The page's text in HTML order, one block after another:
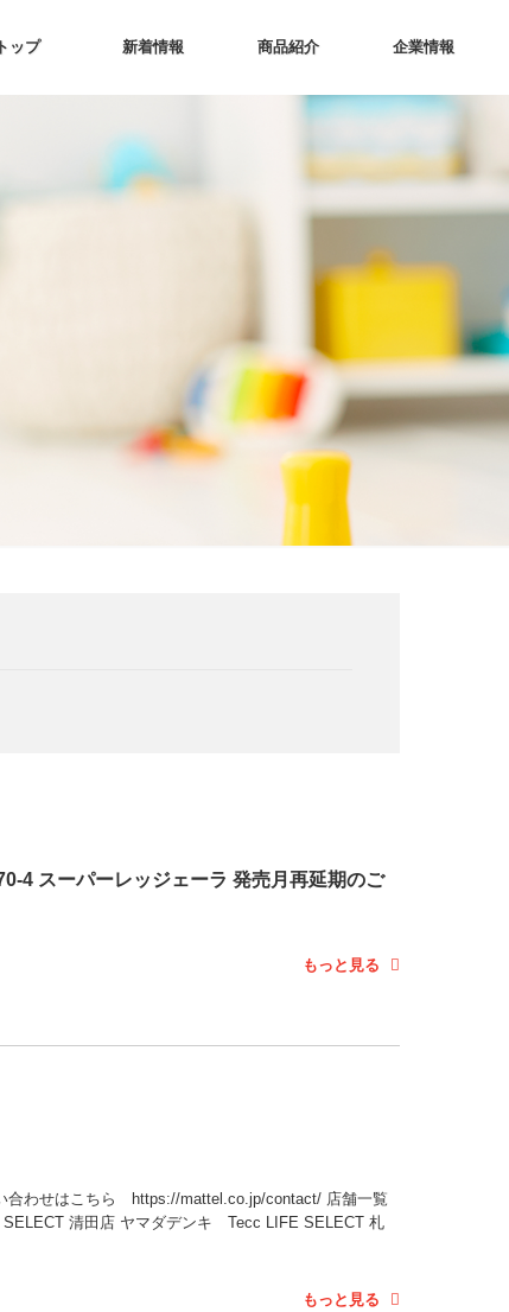
トップ 新着情報 商品紹介 企業情報
4 スーパーレッジェーラ 発売月再延期のご
もっと見る
わせはこちら https://mattel.co.jp/contact/ 店舗一覧
清田店 ヤマダデンキ Tecc LIFE SELECT 札
もっと見る